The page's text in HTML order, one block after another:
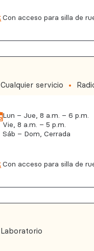
Con acceso para silla de
Cualquier servicio
Lun – Jue, 8 a.m. – 6 p.m.
Vie, 8 a.m. – 5 p.m.
Sáb – Dom, Cerrada
Con acceso para silla de
Laboratorio